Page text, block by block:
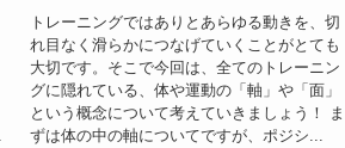
トレーニングではありとあらゆる動きを、切
れ目なく滑らかにつなげていくことがとても
大切です。そこで今回は、全てのトレーニン
グに隠れている、体や運動の「軸」や「面」
という概念について考えていきましょう！ ま
ずは体の中の軸についてですが、ポジシ...